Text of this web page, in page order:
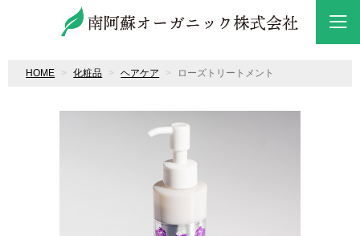
HOME 化粧品 ヘアケア ローズトリートメント